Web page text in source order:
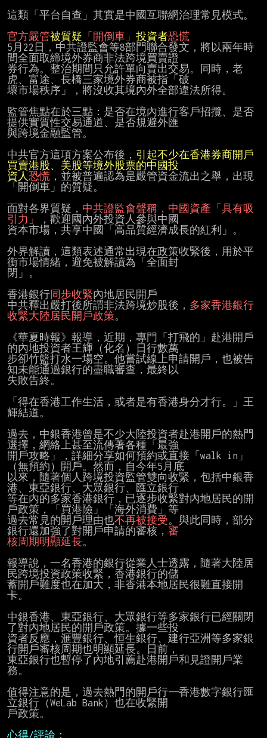
這類「平台自查」其實是中國互聯網治理常見模式。
官方嚴管被質疑 「開倒車」 投資者恐慌
5月22日，中共證監會等8部門聯合發文，將以兩年時
間全面取締境外券商非法跨境買賣證
券行為。整治期間只允許單向賣出交易。同時，老
虎、富途、長橋三家境外券商被指「破
壞市場秩序」，將沒收其境內外全部違法所得。
監管焦點在於三點：是否在境內進行客戶招攬、是否
提供實質性交易通道、是否規避外匯
與跨境金融監管。
中共官方這項方案公布後， 引起不少在香港券商開戶
資人 恐慌 ，並被普遍認為是嚴管資金流出之舉，出現
「開倒車」的質疑。
面對各界質疑， 中共證監會聲稱，中國資產「具有吸
引力」
，歡迎國內外投資人參與中國
資本市場，共享中國「高品質經濟成長的紅利」。
外界解讀，這類表述通常出現在政策收緊後，用於平
衡市場情緒，避免被解讀為「全面封
閉」。
香港銀行同步收緊內地居民開戶
中共釋出嚴打後所謂非法跨境炒股後， 多家香港銀行
收緊大陸居民開戶政策。
《華夏時報》報導，近期，專門「打飛的」赴港開戶
的內地投資者王輝（化名）日行數萬
步卻竹籃打水一場空。他嘗試線上申請開戶，也被告
知未能通過銀行的盡職審查，最終以
失敗告終。
「得在香港工作生活，或者是有香港身分才行。」王
輝結道。
過去，中銀香港曾是不少大陸投資者赴港開戶的熱門
選擇，網絡上甚至流傳著各種「最強
開戶攻略」，詳細分享如何預約或直接「walk in」
（無預約）開戶。然而，自今年5月底
以來，隨著個人跨境投資監管雙向收緊，包括中銀香
港、東亞銀行、大眾銀行、匯立銀行
等在內的多家香港銀行，已逐步收緊對內地居民的開
戶政策，「買港險」「海外消費」等
過去常見的開戶理由也不再被接受。與此同時，部分
銀行還加強了對開戶申請的審核，
核周期明顯延長。
報導說，一名香港的銀行從業人士透露，隨著大陸居
民跨境投資政策收緊，香港銀行的儲
蓄開戶難度也在加大，非香港本地居民很難直接開
卡。
中銀香港、東亞銀行、大眾銀行等多家銀行已經關閉
了對內地居民的開戶政策。據一些投
資者反應，滙豐銀行、恒生銀行、建行亞洲等多家銀
行開戶審核周期也明顯延長。日前，
東亞銀行也暫停了內地引薦赴港開戶和見證開戶業
務。
值得注意的是，過去熱門的開戶行——香港數字銀行匯
立銀行（WeLab Bank）也在收緊開
戶政策。
心得/評論：